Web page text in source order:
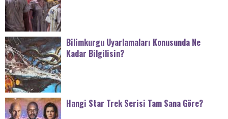
Bilimkurgu Uyarlamaları Konusunda Ne
Kadar Bilgilisin?
Hangi Star Trek Serisi Tam Sana Göre?